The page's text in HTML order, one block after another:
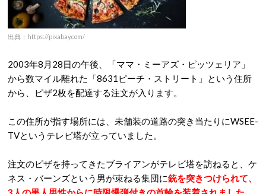
出典：https://pixabay.com/
2003年8月28日の午後、「ママ・ミーアズ・ピッツェリア」
から数マイル離れた「8631ピーチ・ストリート」という住所
から、ピザ2枚を配達する注文が入ります。
この住所が指す場所には、未舗装の道路の突き当たりにWSEE-
TVというテレビ塔が立っていました。
注文のピザを持ってきたブライアンがテレビ塔を訪ねると、ケ
ネス・バーンズという男が束ねる集団に銃を突きつけられて、